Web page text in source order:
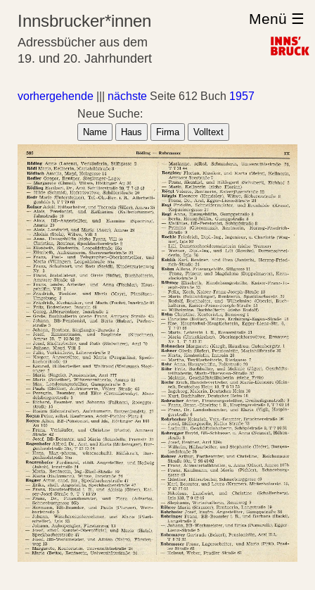
Innsbrucker*innen
Adressbücher aus dem
19. und 20. Jahrhundert
Menü ☰
vorhergehende nächste Seite 612 Buch 1957
Neue Suche:
Name Haus Firma Volltext